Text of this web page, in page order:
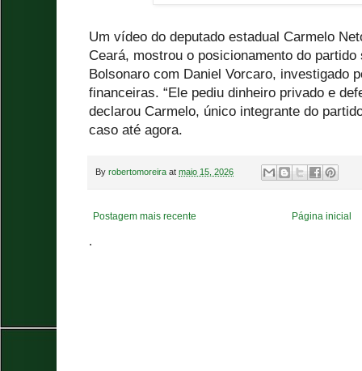
Um vídeo do deputado estadual Carmelo
Ceará, mostrou o posicionamento do
Bolsonaro com Daniel Vorcaro, investigado
financeiras. “Ele pediu dinheiro privado e
declarou Carmelo, único integrante do
caso até agora.
By robertomoreira at maio 15, 2026
Postagem mais recente Página inicial
.